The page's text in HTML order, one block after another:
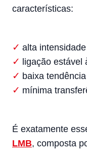
características:
alta
ligação estável
baixa
mínima
É exatamente
LMB, composta